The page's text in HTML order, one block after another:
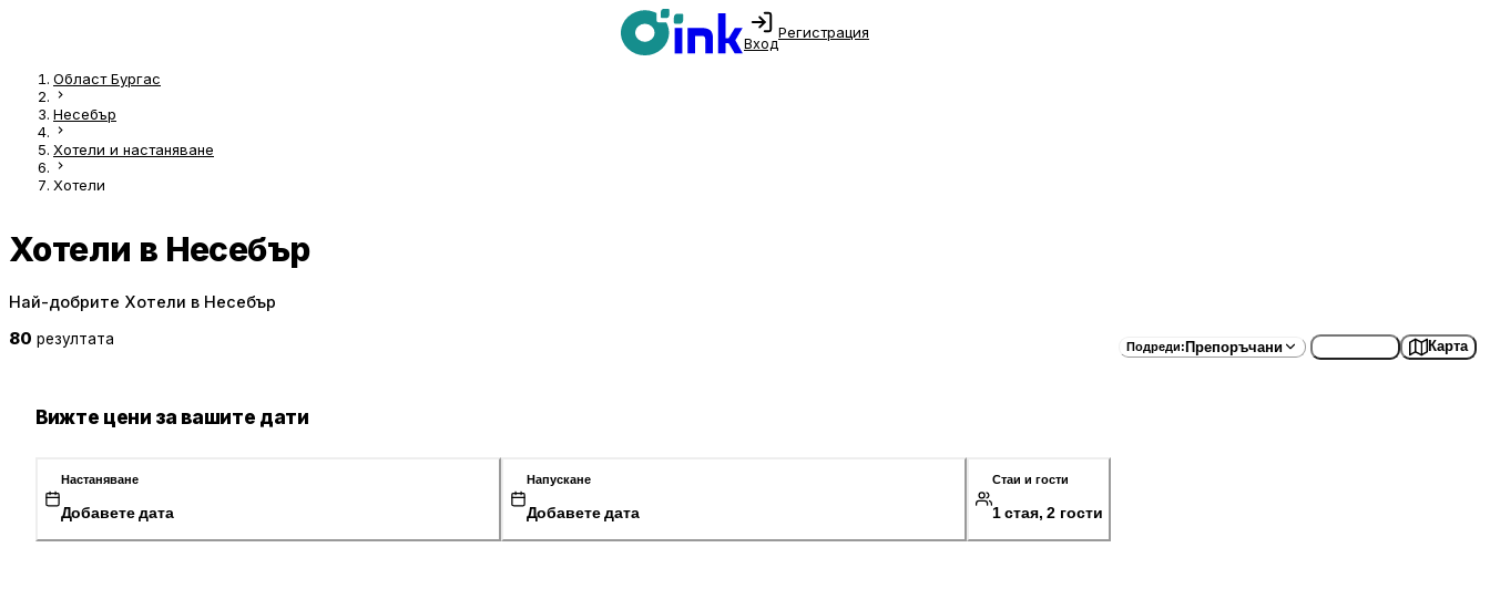
Вход
Регистрация
Област Бургас
Несебър
Хотели и настаняване
Хотели
Хотели в Несебър
Най-добрите Хотели в Несебър
80 резултата Подреди:Препоръчани Карта
Вижте цени за вашите дати
Настаняване
Добавете дата
Напускане
Добавете дата
Стаи и гости
1 стая, 2 гости